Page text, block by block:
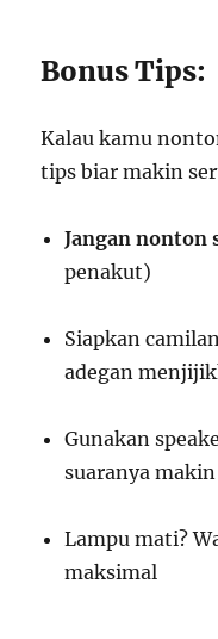
Bonus Tips:
Kalau kamu
tips biar makin
Jangan nonton
penakut)
Siapkan
adegan
Gunakan
suaranya
Lampu mati?
maksimal